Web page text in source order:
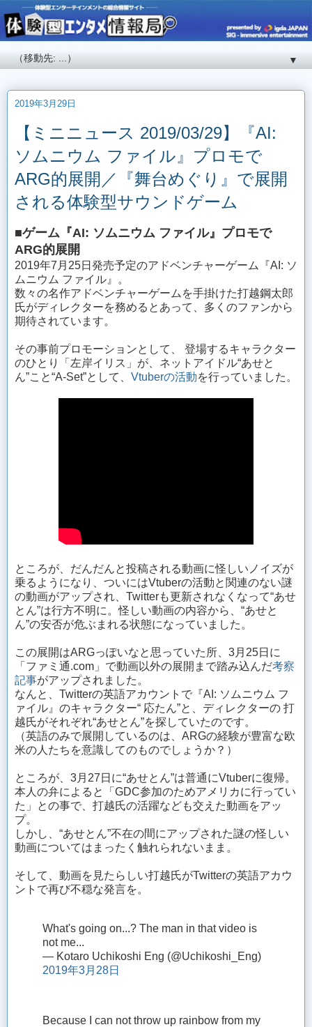
▼
2019年3月29日
【ミニニュース 2019/03/29】『AI:
ソムニウム ファイル』プロモで
ARG的展開／『舞台めぐり』で展開
される体験型サウンドゲーム
■ゲーム『AI: ソムニウム ファイル』プロモで
ARG的展開
2019年7月25日発売予定のアドベンチャーゲーム『AI: ソ
ムニウム ファイル』。
数々の名作アドベンチャーゲームを手掛けた打越鋼太郎
氏がディレクターを務めるとあって、多くのファンから
期待されています。
その事前プロモーションとして、 登場するキャラクター
のひとり「左岸イリス」が、ネットアイドル“あせと
ん”こと“A-Set”として、 Vtuberの活動を行っていました。
ところが、だんだんと投稿される動画に怪しいノイズが
乗るようになり、ついにはVtuberの活動と関連のない謎
の動画がアップされ、Twitterも更新されなくなって“あせ
とん”は行方不明に。怪しい動画の内容から、“あせと
ん”の安否が危ぶまれる状態になっていました。
この展開はARGっぽいなと思っていた所、3月25日に
「ファミ通.com」で動画以外の展開まで踏み込んだ考察
記事がアップされました。
なんと、Twitterの英語アカウントで『AI: ソムニウム フ
ァイル』のキャラクター“ 応たん”と、ディレクターの 打
越氏がそれぞれ“あせとん”を探していたのです。
（英語のみで展開しているのは、ARGの経験が豊富な欧
米の人たちを意識してのものでしょうか？）
ところが、3月27日に“あせとん”は普通にVtuberに復帰。
本人の弁によると「GDC参加のためアメリカに行ってい
た」との事で、打越氏の活躍なども交えた動画をアッ
プ。
しかし、“あせとん”不在の間にアップされた謎の怪しい
動画についてはまったく触れられないまま。
そして、動画を見たらしい打越氏がTwitterの英語アカウ
ントで再び不穏な発言を。
What's going on...? The man in that video is
not me...
— Kotaro Uchikoshi Eng (@Uchikoshi_Eng)
2019年3月28日
Because I can not throw up rainbow from my